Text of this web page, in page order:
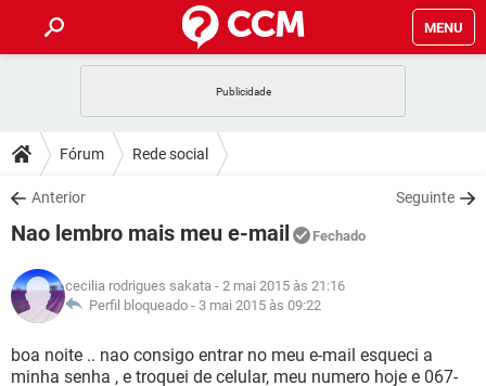
MENU
CELULAR
OUTLOOK
INSTAGRAM GMAIL
GUIA DE COMPRAS
DICAS
JOGOS
INSTAGRAM GMAIL
GUIA DE COMPRAS
DOWNLOADS
JOGOS WHATSAPP
CELULAR
OUTLOOK EXCEL
INSTAGRAM
GUIA DE COMPRAS
JOGOS WHATSAPP
CELULAR
OUTLOOK EXCEL
GLOSSÁRIO
CELULAR FACEBOOK
Fórum Rede social
Anterior Seguinte
Nao lembro mais meu e-mail Fechado
cecilia rodrigues sakata - 2 mai 2015 às 21:16
Perfil bloqueado - 3 mai 2015 às 09:22
boa noite .. nao consigo entrar no meu e-mail esqueci a
minha senha , e troquei de celular, meu numero hoje e 067-